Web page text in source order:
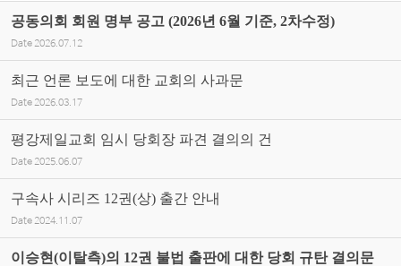
공동의회 회원 명부 공고 (2026년 6월 기준, 2차수정)
Date 2026.07.12
최근 언론 보도에 대한 교회의 사과문
Date 2026.03.17
평강제일교회 임시 당회장 파견 결의의 건
Date 2025.06.07
구속사 시리즈 12권(상) 출간 안내
Date 2024.11.07
이승현(이탈측)의 12권 불법 출판에 대한 당회 규탄 결의문